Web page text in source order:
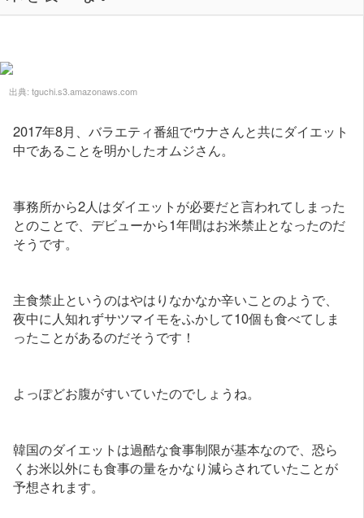
出典: tguchi.s3.amazonaws.com
2017年8月、バラエティ番組でウナさんと共にダイエット
中であることを明かしたオムジさん。
事務所から2人はダイエットが必要だと言われてしまった
とのことで、デビューから1年間はお米禁止となったのだ
そうです。
主食禁止というのはやはりなかなか辛いことのようで、
夜中に人知れずサツマイモをふかして10個も食べてしま
ったことがあるのだそうです！
よっぽどお腹がすいていたのでしょうね。
韓国のダイエットは過酷な食事制限が基本なので、恐ら
くお米以外にも食事の量をかなり減らされていたことが
予想されます。